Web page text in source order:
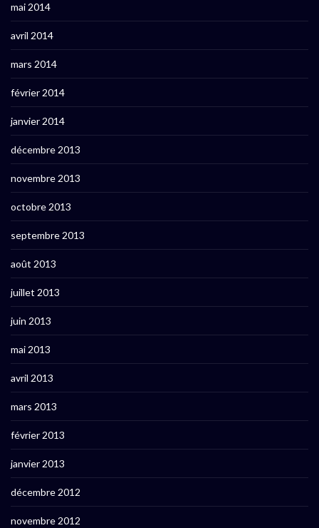
mai 2014
avril 2014
mars 2014
février 2014
janvier 2014
décembre 2013
novembre 2013
octobre 2013
septembre 2013
août 2013
juillet 2013
juin 2013
mai 2013
avril 2013
mars 2013
février 2013
janvier 2013
décembre 2012
novembre 2012